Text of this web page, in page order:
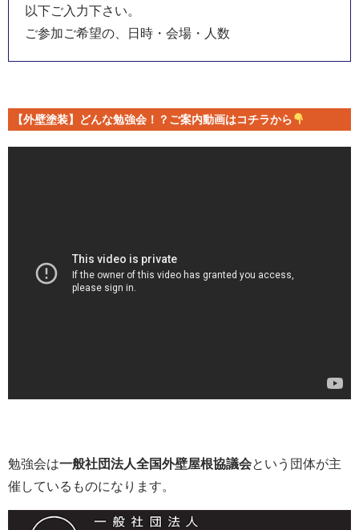
以下ご入力下さい。
ご参加ご希望の、日時・会場・人数
【外壁塗装】どんな勉強会！？ご案内動画はコチラから
勉強会は一般社団法人全国外壁屋根協議会という団体が主
催しているものになります。